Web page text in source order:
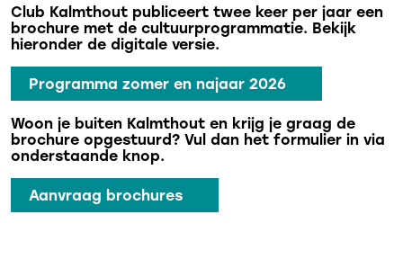
Club Kalmthout publiceert twee keer per jaar een
brochure met de cultuurprogrammatie. Bekijk
hieronder de digitale versie.
Programma zomer en najaar 2026
Woon je buiten Kalmthout en krijg je graag de
brochure opgestuurd? Vul dan het formulier in via
onderstaande knop.
Aanvraag brochures